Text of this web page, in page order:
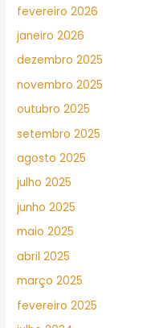
fevereiro 2026
janeiro 2026
dezembro 2025
novembro 2025
outubro 2025
setembro 2025
agosto 2025
julho 2025
junho 2025
maio 2025
abril 2025
março 2025
fevereiro 2025